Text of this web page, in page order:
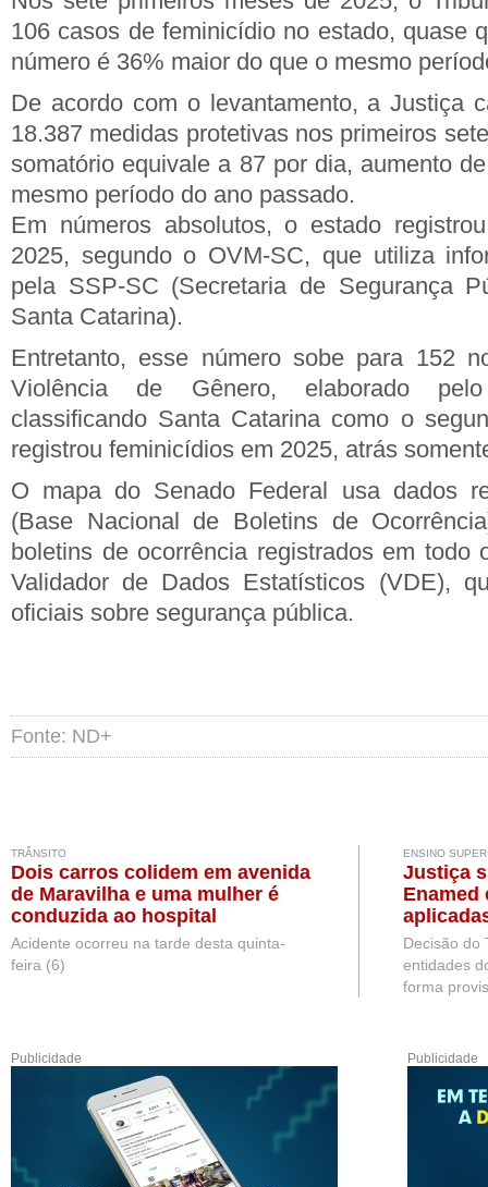
106 casos de feminicídio no estado, quase
número é 36% maior do que o mesmo
De acordo com o levantamento, a Justiça
18.387 medidas protetivas nos primeiros
somatório equivale a 87 por dia, aumento
mesmo período do ano passado.
Em números absolutos, o estado
2025, segundo o OVM-SC, que utiliza
pela SSP-SC (Secretaria de Segurança
Santa Catarina).
Entretanto, esse número sobe para 152
Violência de Gênero, elaborado
classificando Santa Catarina como o
registrou feminicídios em 2025, atrás
O mapa do Senado Federal usa dados
(Base Nacional de Boletins de
boletins de ocorrência registrados em todo
Validador de Dados Estatísticos (VDE),
oficiais sobre segurança pública.
Fonte: ND+
TRÂNSITO
Dois carros colidem em avenida
de Maravilha e uma mulher é
conduzida ao hospital
Acidente ocorreu na tarde desta quinta-
feira (6)
ENSINO
Justiça
Enamed
Medicina
Decisão do
entidades
forma
Publicidade Publicidade